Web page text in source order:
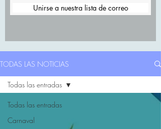
Unirse a nuestra lista de correo
TODAS LAS NOTICIAS
Todas las entradas
Carnaval
Todas las entradas